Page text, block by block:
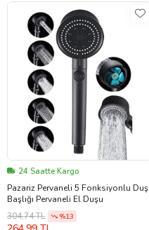
24 Saatte Kargo
Pazariz Pervaneli 5 Fonksiyonlu Duş
Başlığı Pervaneli El Duşu
304,74 TL
%13